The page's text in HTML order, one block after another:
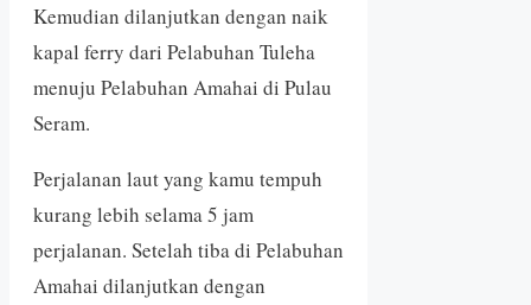
Kemudian dilanjutkan dengan naik
kapal ferry dari Pelabuhan Tuleha
menuju Pelabuhan Amahai di Pulau
Seram.
Perjalanan laut yang kamu tempuh
kurang lebih selama 5 jam
perjalanan. Setelah tiba di Pelabuhan
Amahai dilanjutkan dengan